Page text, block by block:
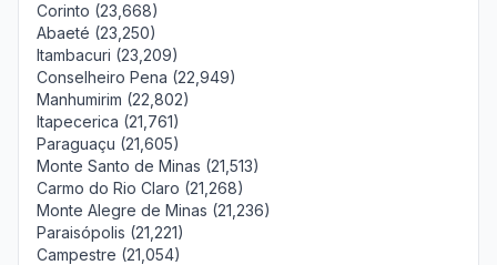
Corinto (23,668)
Abaeté (23,250)
Itambacuri (23,209)
Conselheiro Pena (22,949)
Manhumirim (22,802)
Itapecerica (21,761)
Paraguaçu (21,605)
Monte Santo de Minas (21,513)
Carmo do Rio Claro (21,268)
Monte Alegre de Minas (21,236)
Paraisópolis (21,221)
Campestre (21,054)